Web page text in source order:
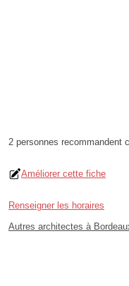
2 personnes recommandent
Améliorer cette fiche
Renseigner les horaires
Autres architectes à